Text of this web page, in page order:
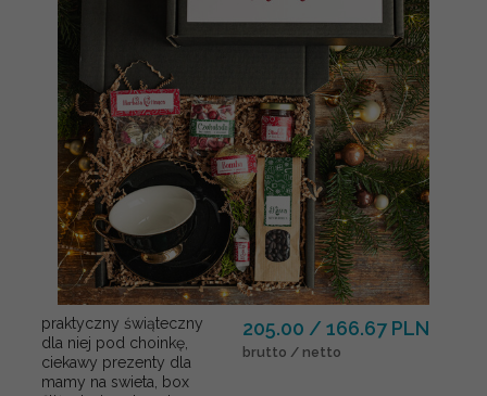
praktyczny świąteczny
dla niej pod choinkę,
ciekawy prezenty dla
mamy na swieta, box
205.00 / 166.67 PLN
brutto / netto